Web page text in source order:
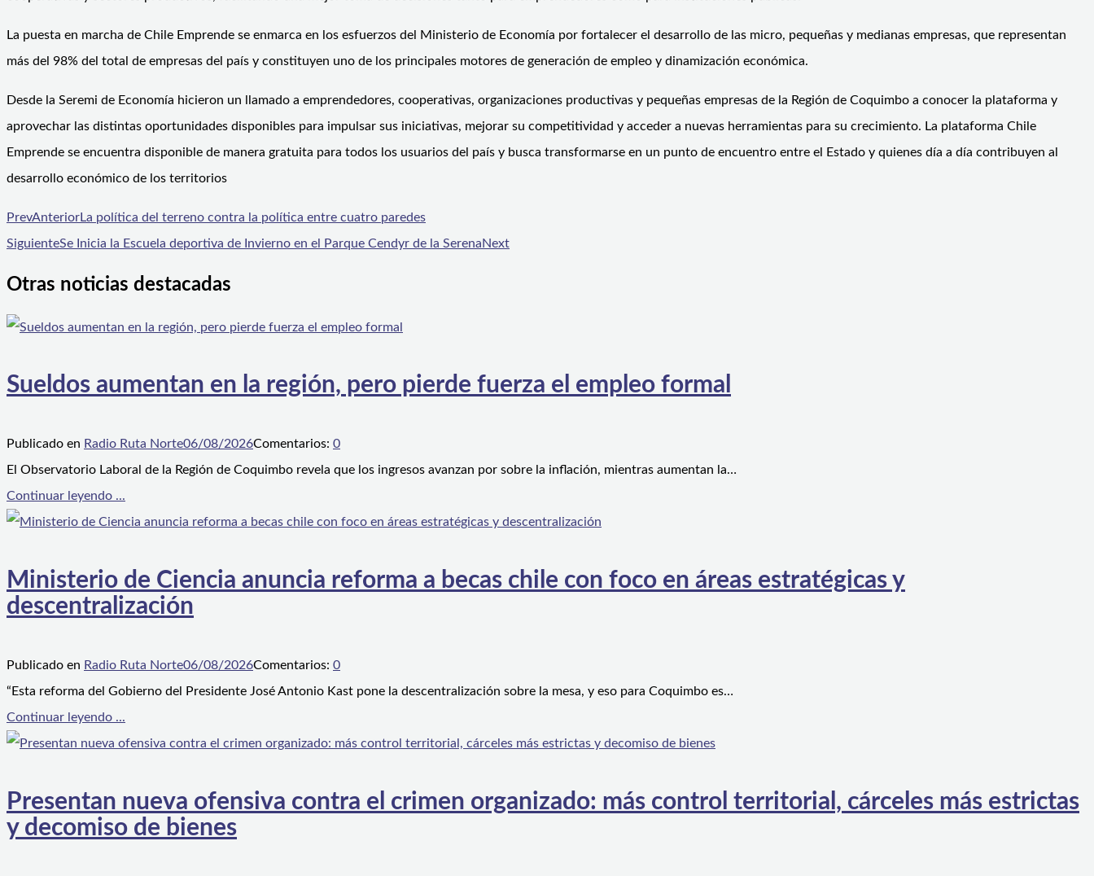
La puesta en marcha de Chile Emprende se enmarca en los esfuerzos del Ministerio de Economía por fortalecer el desarrollo de las micro, pequeñas y medianas empresas, que representan
más del 98% del total de empresas del país y constituyen uno de los principales motores de generación de empleo y dinamización económica.
Desde la Seremi de Economía hicieron un llamado a emprendedores, cooperativas, organizaciones productivas y pequeñas empresas de la Región de Coquimbo a conocer la plataforma y
aprovechar las distintas oportunidades disponibles para impulsar sus iniciativas, mejorar su competitividad y acceder a nuevas herramientas para su crecimiento. La plataforma Chile
Emprende se encuentra disponible de manera gratuita para todos los usuarios del país y busca transformarse en un punto de encuentro entre el Estado y quienes día a día contribuyen al
desarrollo económico de los territorios
PrevAnteriorLa política del terreno contra la política entre cuatro paredes
SiguienteSe Inicia la Escuela deportiva de Invierno en el Parque Cendyr de la SerenaNext
Otras noticias destacadas
Sueldos aumentan en la región, pero pierde fuerza el empleo formal
Publicado en Radio Ruta Norte06/08/2026Comentarios: 0
El Observatorio Laboral de la Región de Coquimbo revela que los ingresos avanzan por sobre la inflación, mientras aumentan la…
Continuar leyendo ...
Ministerio de Ciencia anuncia reforma a becas chile con foco en áreas estratégicas y
descentralización
Publicado en Radio Ruta Norte06/08/2026Comentarios: 0
“Esta reforma del Gobierno del Presidente José Antonio Kast pone la descentralización sobre la mesa, y eso para Coquimbo es…
Continuar leyendo ...
Presentan nueva ofensiva contra el crimen organizado: más control territorial, cárceles más estrictas
y decomiso de bienes